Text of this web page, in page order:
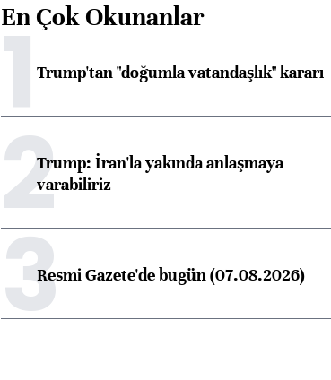
En Çok Okunanlar
1Trump'tan "doğumla vatandaşlık" kararı
2Trump: İran'la yakında anlaşmaya
varabiliriz
3Resmi Gazete'de bugün (07.08.2026)